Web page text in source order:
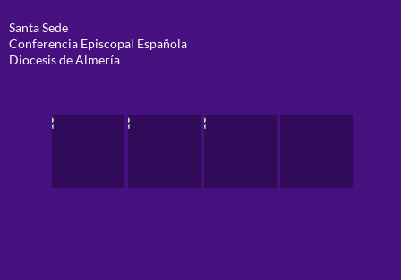
Santa Sede
Conferencia Episcopal Española
Diocesis de Almería